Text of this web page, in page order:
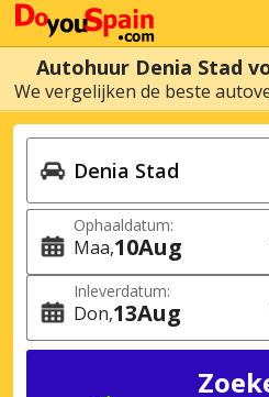
Autohuur Denia Stad
We vergelijken de beste
Ophaaldatum:
Maa 10Aug
Inleverdatum:
Don 13Aug